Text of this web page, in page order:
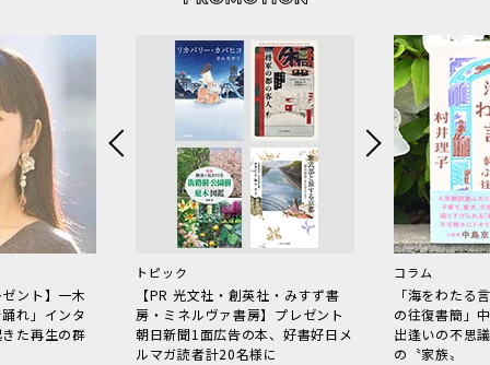
ント】一木
れ」インタ
た再生の群
トピック
【PR 光文社・創英社・みすず書
房・ミネルヴァ書房】プレゼント
朝日新聞1面広告の本、好書好日メ
ルマガ読者計20名様に
コラム
「海をわた
の往復書簡」
出逢いの不思
の〝家族〟